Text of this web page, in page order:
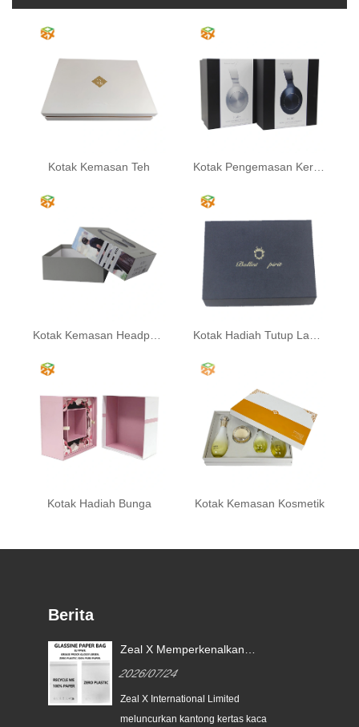
Kotak Kemasan Teh
Kotak Kemasan Headphone
Kotak Hadiah Bunga Kotak Kemasan Kosmetik
Berita
Zeal X Memperkenalkan
Khusus untuk Kemasan
Berkelanjutan dan Kepatuhan
PPWR UE
2026/07/24
Zeal X International Limited
meluncurkan kantong kertas kaca